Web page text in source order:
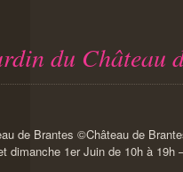
du Château
dimanche 1er Juin de 10h à 19h